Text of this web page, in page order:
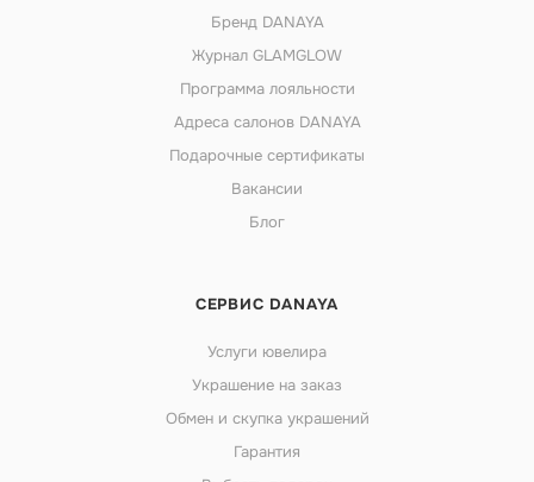
Бренд DANAYA
Журнал GLAMGLOW
Программа лояльности
Адреса салонов DANAYA
Подарочные сертификаты
Вакансии
Блог
СЕРВИС DANAYA
Услуги ювелира
Украшение на заказ
Обмен и скупка украшений
Гарантия